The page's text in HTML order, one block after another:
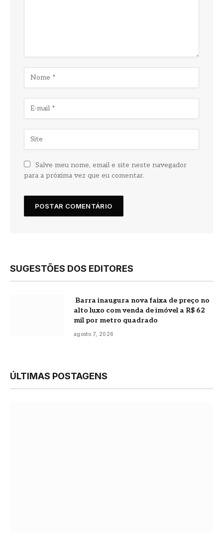
Salve meu nome, email e site neste navegador
para a próxima vez que eu comentar.
SUGESTÕES DOS EDITORES
Barra inaugura nova faixa de preço no
alto luxo com venda de imóvel a R$ 62
mil por metro quadrado
agosto 7, 2026
ÚLTIMAS POSTAGENS